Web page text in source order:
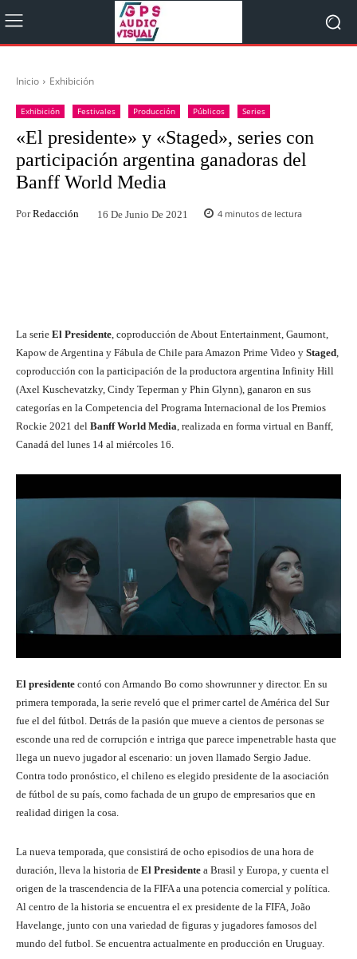
Inicio Exhibición
Exhibición Festivales Producción Públicos Series
«El presidente» y «Staged», series con
participación argentina ganadoras del
Banff World Media
Por Redacción 16 De Junio De 2021 4 minutos de lectura
La serie El Presidente, coproducción de About Entertainment, Gaumont,
Kapow de Argentina y Fábula de Chile para Amazon Prime Video y Staged,
coproducción con la participación de la productora argentina Infinity Hill
(Axel Kuschevatzky, Cindy Teperman y Phin Glynn), ganaron en sus
categorías en la Competencia del Programa Internacional de los Premios
Rockie 2021 del Banff World Media, realizada en forma virtual en Banff,
Canadá del lunes 14 al miércoles 16.
El presidente contó con Armando Bo como showrunner y director. En su
primera temporada, la serie reveló que el primer cartel de América del Sur
fue el del fútbol. Detrás de la pasión que mueve a cientos de personas se
esconde una red de corrupción e intriga que parece impenetrable hasta que
llega un nuevo jugador al escenario: un joven llamado Sergio Jadue.
Contra todo pronóstico, el chileno es elegido presidente de la asociación
de fútbol de su país, como fachada de un grupo de empresarios que en
realidad dirigen la cosa.
La nueva temporada, que consistirá de ocho episodios de una hora de
duración, lleva la historia de El Presidente a Brasil y Europa, y cuenta el
origen de la trascendencia de la FIFA a una potencia comercial y política.
Al centro de la historia se encuentra el ex presidente de la FIFA, João
Havelange, junto con una variedad de figuras y jugadores famosos del
mundo del futbol. Se encuentra actualmente en producción en Uruguay.